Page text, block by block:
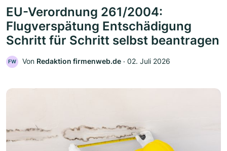
EU-Verordnung 261/2004:
Flugverspätung Entschädigung
Schritt für Schritt selbst beantragen
FW Von Redaktion firmenweb.de ‧ 02. Juli 2026